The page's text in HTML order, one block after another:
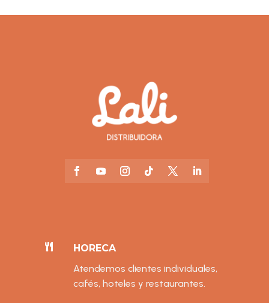

HORECA
Atendemos clientes individuales,
cafés, hoteles y restaurantes.